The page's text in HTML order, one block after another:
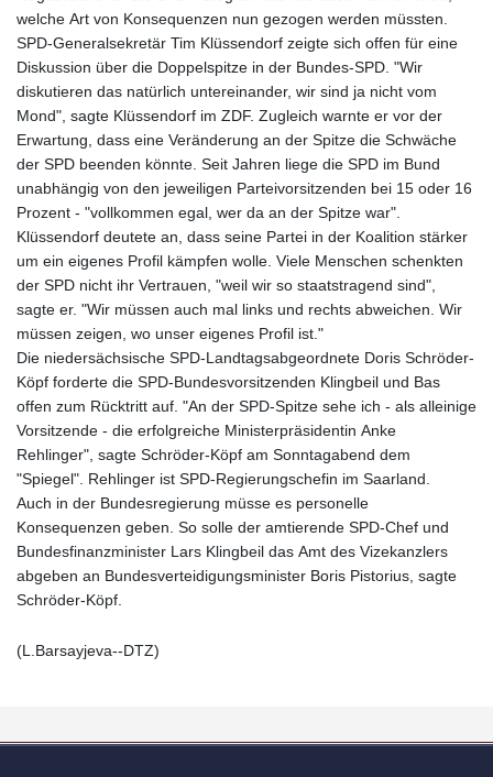
welche Art von Konsequenzen nun gezogen werden müssten.
SPD-Generalsekretär Tim Klüssendorf zeigte sich offen für eine
Diskussion über die Doppelspitze in der Bundes-SPD. "Wir
diskutieren das natürlich untereinander, wir sind ja nicht vom
Mond", sagte Klüssendorf im ZDF. Zugleich warnte er vor der
Erwartung, dass eine Veränderung an der Spitze die Schwäche
der SPD beenden könnte. Seit Jahren liege die SPD im Bund
unabhängig von den jeweiligen Parteivorsitzenden bei 15 oder 16
Prozent - "vollkommen egal, wer da an der Spitze war".
Klüssendorf deutete an, dass seine Partei in der Koalition stärker
um ein eigenes Profil kämpfen wolle. Viele Menschen schenkten
der SPD nicht ihr Vertrauen, "weil wir so staatstragend sind",
sagte er. "Wir müssen auch mal links und rechts abweichen. Wir
müssen zeigen, wo unser eigenes Profil ist."
Die niedersächsische SPD-Landtagsabgeordnete Doris Schröder-
Köpf forderte die SPD-Bundesvorsitzenden Klingbeil und Bas
offen zum Rücktritt auf. "An der SPD-Spitze sehe ich - als alleinige
Vorsitzende - die erfolgreiche Ministerpräsidentin Anke
Rehlinger", sagte Schröder-Köpf am Sonntagabend dem
"Spiegel". Rehlinger ist SPD-Regierungschefin im Saarland.
Auch in der Bundesregierung müsse es personelle
Konsequenzen geben. So solle der amtierende SPD-Chef und
Bundesfinanzminister Lars Klingbeil das Amt des Vizekanzlers
abgeben an Bundesverteidigungsminister Boris Pistorius, sagte
Schröder-Köpf.
(L.Barsayjeva--DTZ)